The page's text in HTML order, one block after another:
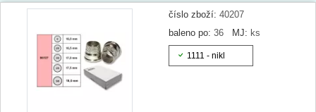
číslo zboží: 40207
baleno po: 36 MJ: ks
1111 - nikl